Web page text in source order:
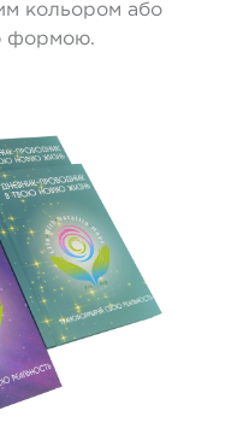
кольором або
формою.